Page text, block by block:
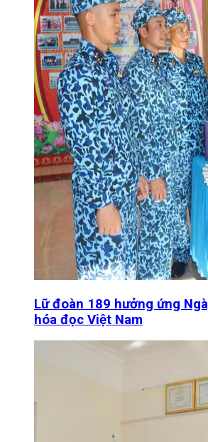
Lữ đoàn 189 hưởng ứng
hóa đọc Việt Nam